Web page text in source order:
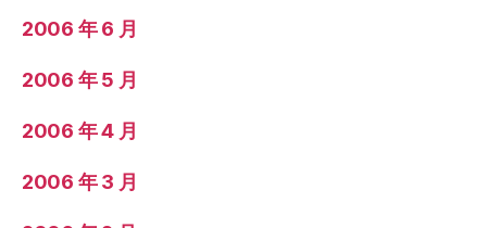
2006 年 6 月
2006 年 5 月
2006 年 4 月
2006 年 3 月